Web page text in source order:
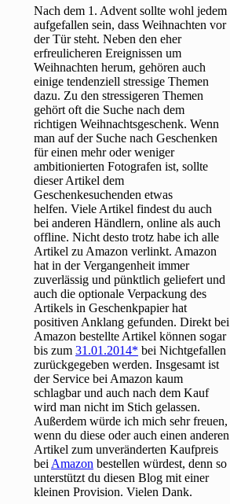
Nach dem 1. Advent sollte wohl jedem
aufgefallen sein, dass Weihnachten vor
der Tür steht. Neben den eher
erfreulicheren Ereignissen um
Weihnachten herum, gehören auch
einige tendenziell stressige Themen
dazu. Zu den stressigeren Themen
gehört oft die Suche nach dem
richtigen Weihnachtsgeschenk. Wenn
man auf der Suche nach Geschenken
für einen mehr oder weniger
ambitionierten Fotografen ist, sollte
dieser Artikel dem
Geschenkesuchenden etwas
helfen. Viele Artikel findest du auch
bei anderen Händlern, online als auch
offline. Nicht desto trotz habe ich alle
Artikel zu Amazon verlinkt. Amazon
hat in der Vergangenheit immer
zuverlässig und pünktlich geliefert und
auch die optionale Verpackung des
Artikels in Geschenkpapier hat
positiven Anklang gefunden. Direkt bei
Amazon bestellte Artikel können sogar
bis zum31.01.2014
bei Nichtgefallen
zurückgegeben werden. Insgesamt ist
der Service bei Amazon kaum
schlagbar und auch nach dem Kauf
wird man nicht im Stich gelassen.
Außerdem würde ich mich sehr freuen,
wenn du diese oder auch einen anderen
Artikel zum unveränderten Kaufpreis
beiAmazon bestellen würdest, denn so
unterstützt du diesen Blog mit einer
kleinen Provision. Vielen Dank.